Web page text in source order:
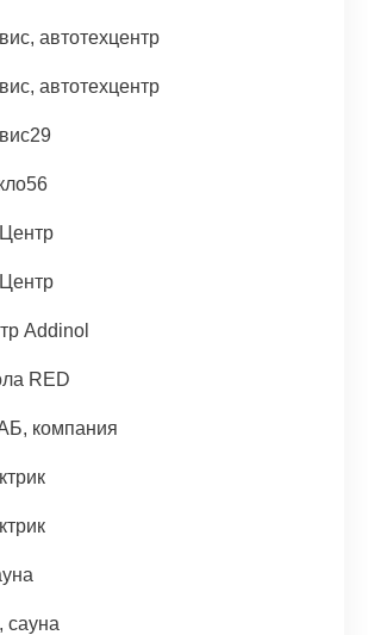
автотехцентр
автотехцентр
Addinol
RED
компания
сауна